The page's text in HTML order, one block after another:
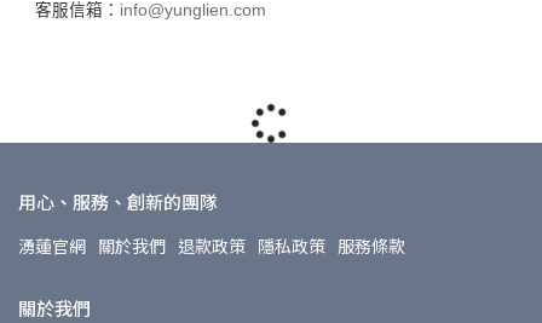
客服信箱： info@yunglien.com
用心、服務、創新的團隊
湧蓮官網 關於我們 退款政策 隱私政策 服務條款
關於我們